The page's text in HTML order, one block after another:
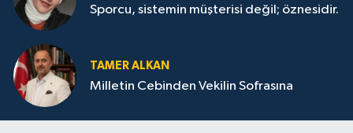
Sporcu, sistemin müşterisi değil; öznesidir.
TAMER ALKAN
Milletin Cebinden Vekilin Sofrasına